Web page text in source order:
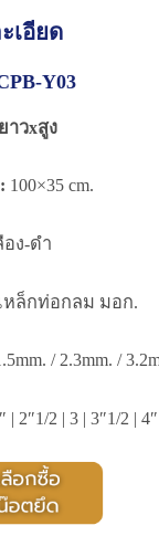
เอียด
Y03
าวxสูง
100×35 cm.
อง-ดำ
หล็กท่อกลม มอก.
/ 2.3mm. /
| 2″1/2 | 3 | 3″1/2 | 4″